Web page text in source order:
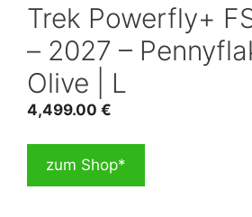
Trek Powerfly+
– 2027 –
Olive | L
4,499.00 €
zum Shop*